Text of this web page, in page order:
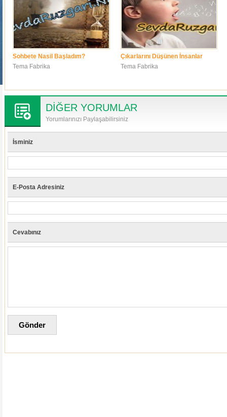
Sohbete Nasil Başladım?
Tema Fabrika
Çıkarlarını Düşünen İnsanlar
Tema Fabrika
DİĞER YORUMLAR
Yorumlarınızı Paylaşabilirsiniz
İsminiz
E-Posta Adresiniz
Cevabınız